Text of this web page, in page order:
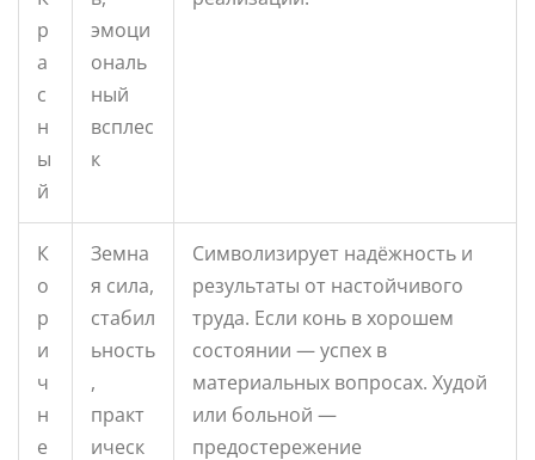
р
а
с
н
ы
й
эмоци
ональ
ный
всплес
к
К
о
р
и
ч
н
е
Земна
я сила,
стабил
ьность
,
практ
ическ
Символизирует надёжность и
результаты от настойчивого
труда. Если конь в хорошем
состоянии — успех в
материальных вопросах. Худой
или больной —
предостережение